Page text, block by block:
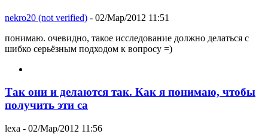
nekro20 (not verified) - 02/Мар/2012 11:51
понимаю. очевидно, такое исследование должно делаться с
шибко серьёзным подходом к вопросу =)
Так они и делаются так. Как я понимаю, чтобы
получить эти са
lexa - 02/Мар/2012 11:56